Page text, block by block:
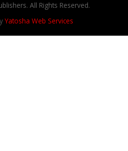
All Rights Reserved.
Yatosha Web Services